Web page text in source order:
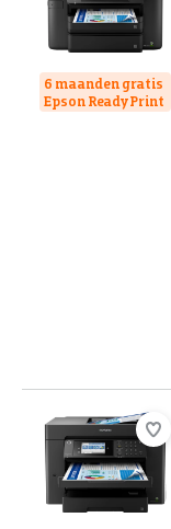
6 maanden gratis
Epson ReadyPrint
Beoordeling is 9,0 van